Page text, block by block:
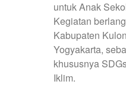
untuk Anak
Kegiatan
Kabupaten
Yogyakarta,
khususnya
Iklim.